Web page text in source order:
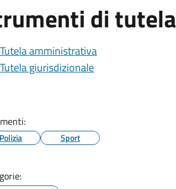
di tutela
Tutela amministrativa
Tutela giurisdizionale
Polizia Sport